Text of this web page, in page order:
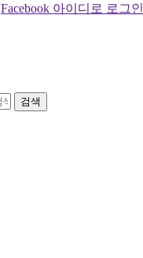
Facebook 아이디로 로그인
검색